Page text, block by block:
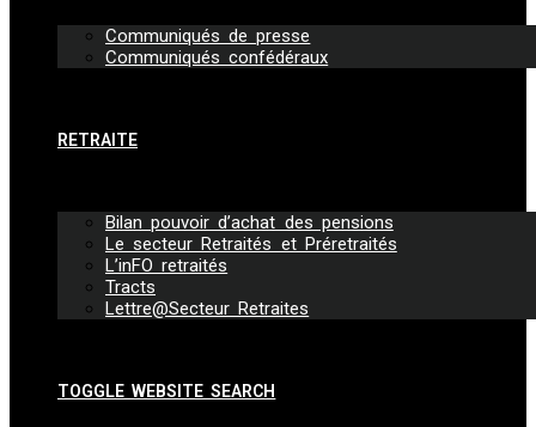
Communiqués de presse
Communiqués confédéraux
RETRAITE
Bilan pouvoir d’achat des pensions
Le secteur Retraités et Préretraités
L’inFO retraités
Tracts
Lettre@Secteur Retraites
TOGGLE WEBSITE SEARCH